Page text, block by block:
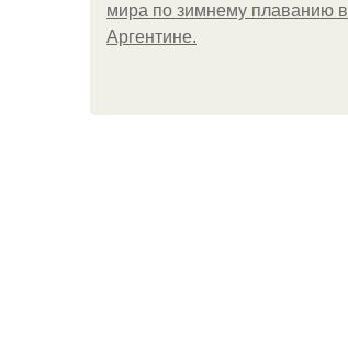
мира по зимнему плаванию в
Аргентине.